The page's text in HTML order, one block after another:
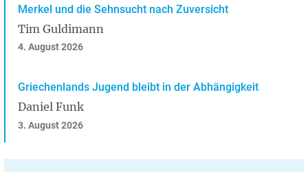
Merkel und die Sehnsucht nach Zuversicht
Tim Guldimann
4. August 2026
Griechenlands Jugend bleibt in der Abhängigkeit
Daniel Funk
3. August 2026